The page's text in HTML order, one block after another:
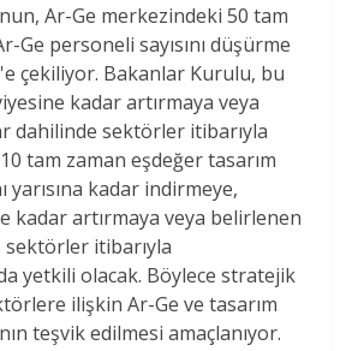
Ar-Ge merkezindeki 50 tam
Ge personeli sayısını düşürme
çekiliyor. Bakanlar Kurulu, bu
kadar artırmaya veya
dahilinde sektörler itibarıyla
tam zaman eşdeğer tasarım
yarısına kadar indirmeye,
kadar artırmaya veya belirlenen
sektörler itibarıyla
yetkili olacak. Böylece stratejik
ilişkin Ar-Ge ve tasarım
teşvik edilmesi amaçlanıyor.